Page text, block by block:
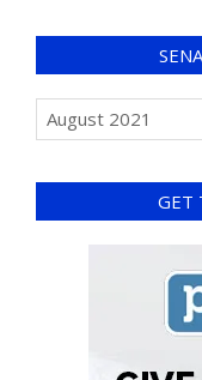
GET